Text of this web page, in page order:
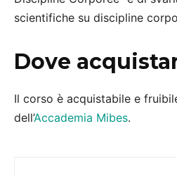
scientifiche su discipline
Dove
Il corso è acquistabile e
dell’Accademia Mibes.